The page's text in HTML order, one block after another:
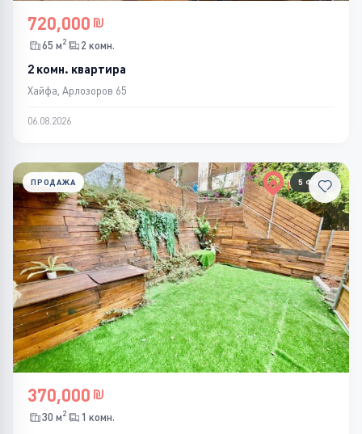
720,000
65 м2 2 комн.
2 комн. квартира
Хайфа, Арлозоров 65
06.08.2026
5 ФОТО
ПРОДАЖА
370,000
30 м2 1 комн.